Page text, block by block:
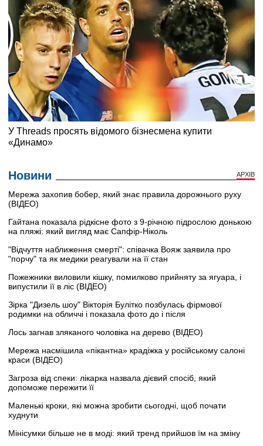
Новини АРХІВ
Мережа захопив бобер, який знає правила дорожнього руху
(ВІДЕО)
Гайтана показала рідкісне фото з 9-річною підрослою донькою
на пляжі: який вигляд має Сапфір-Ніколь
"Відчуття наближення смерті": співачка Вояж заявила про
"порчу" та як медики реагували на її стан
Пожежники виловили кішку, помилково прийняту за ягуара, і
випустили її в ліс (ВІДЕО)
Зірка "Дизель шоу" Вікторія Булітко позбулась фірмової
родимки на обличчі і показала фото до і після
Лось загнав зляканого чоловіка на дерево (ВІДЕО)
Мережа насмішила «пікантна» крадіжка у російському салоні
краси (ВІДЕО)
Загроза від спеки: лікарка назвала дієвий спосіб, який
допоможе пережити її
Маленькі кроки, які можна зробити сьогодні, щоб почати
худнути
Мінісумки більше не в моді: який тренд прийшов їм на зміну